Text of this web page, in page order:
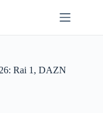
Rai 1, DAZN